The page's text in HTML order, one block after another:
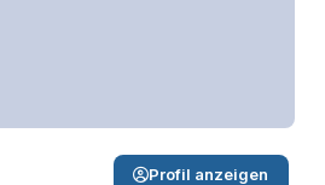
Profil anzeigen